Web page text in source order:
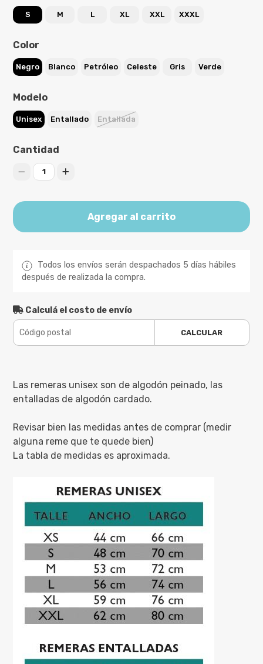
S M L XL XXL XXXL
Color
Negro Blanco Petróleo Celeste Gris Verde
Modelo
Unisex Entallado Entallada
Cantidad
1
Agregar al carrito
Todos los envíos serán despachados 5 días hábiles
después de realizada la compra.
Calculá el costo de envío
CALCULAR
Las remeras unisex son de algodón peinado, las
entalladas de algodón cardado.
Revisar bien las medidas antes de comprar (medir
alguna reme que te quede bien)
La tabla de medidas es aproximada.